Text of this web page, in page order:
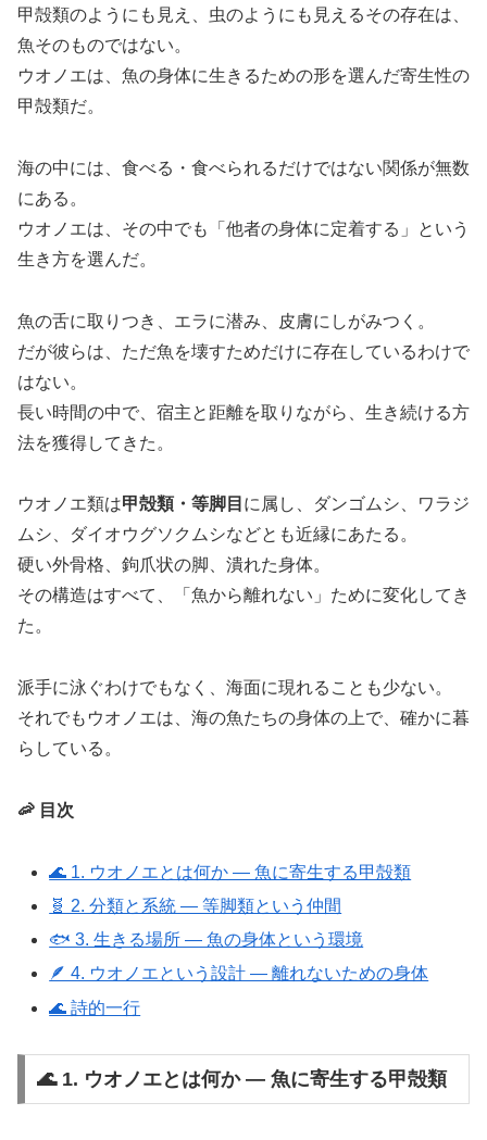
甲殻類のようにも見え、虫のようにも見えるその存在は、
魚そのものではない。
ウオノエは、魚の身体に生きるための形を選んだ寄生性の
甲殻類だ。
海の中には、食べる・食べられるだけではない関係が無数
にある。
ウオノエは、その中でも「他者の身体に定着する」という
生き方を選んだ。
魚の舌に取りつき、エラに潜み、皮膚にしがみつく。
だが彼らは、ただ魚を壊すためだけに存在しているわけで
はない。
長い時間の中で、宿主と距離を取りながら、生き続ける方
法を獲得してきた。
ウオノエ類は甲殻類・等脚目 に属し、ダンゴムシ、ワラジ
ムシ、ダイオウグソクムシなどとも近縁にあたる。
硬い外骨格、鉤爪状の脚、潰れた身体。
その構造はすべて、「魚から離れない」ために変化してき
た。
派手に泳ぐわけでもなく、海面に現れることも少ない。
それでもウオノエは、海の魚たちの身体の上で、確かに暮
らしている。
🦐 目次
🌊 1. ウオノエとは何か ― 魚に寄生する甲殻類
🧬 2. 分類と系統 ― 等脚類という仲間
🐟 3. 生きる場所 ― 魚の身体という環境
🪶 4. ウオノエという設計 ― 離れないための身体
🌊 詩的一行
🌊 1. ウオノエとは何か ― 魚に寄生する甲殻類